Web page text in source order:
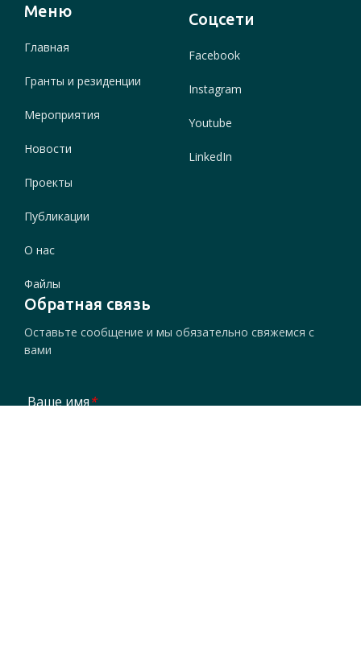
Меню
Главная
Гранты и резиденции
Мероприятия
Новости
Проекты
Публикации
О нас
Файлы
Соцсети
Facebook
Instagram
Youtube
LinkedIn
Обратная связь
Оставьте сообщение и мы обязательно свяжемся с
вами
Ваше имя*